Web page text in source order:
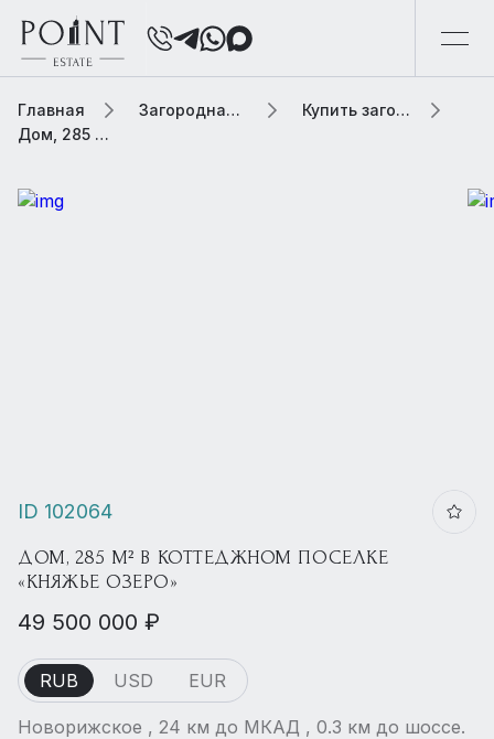
Главная Загородная элитная недвижимость
Купить загородную элитную недвижимость
Дом, 285 м² В коттеджном поселке «Княжье Озеро»
ID 102064
ДОМ, 285 М² В КОТТЕДЖНОМ ПОСЕЛКЕ
«КНЯЖЬЕ ОЗЕРО»
49 500 000 ₽
RUB USD EUR
Новорижское , 24 км до МКАД , 0.3 км до шоссе.